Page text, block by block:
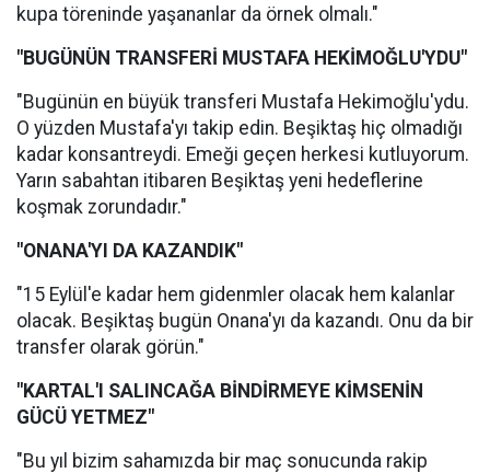
kupa töreninde yaşananlar da örnek olmalı."
"BUGÜNÜN TRANSFERİ MUSTAFA HEKİMOĞLU'YDU"
"Bugünün en büyük transferi Mustafa Hekimoğlu'ydu.
O yüzden Mustafa'yı takip edin. Beşiktaş hiç olmadığı
kadar konsantreydi. Emeği geçen herkesi kutluyorum.
Yarın sabahtan itibaren Beşiktaş yeni hedeflerine
koşmak zorundadır."
"ONANA'YI DA KAZANDIK"
"15 Eylül'e kadar hem gidenmler olacak hem kalanlar
olacak. Beşiktaş bugün Onana'yı da kazandı. Onu da bir
transfer olarak görün."
"KARTAL'I SALINCAĞA BİNDİRMEYE KİMSENİN
GÜCÜ YETMEZ"
"Bu yıl bizim sahamızda bir maç sonucunda rakip